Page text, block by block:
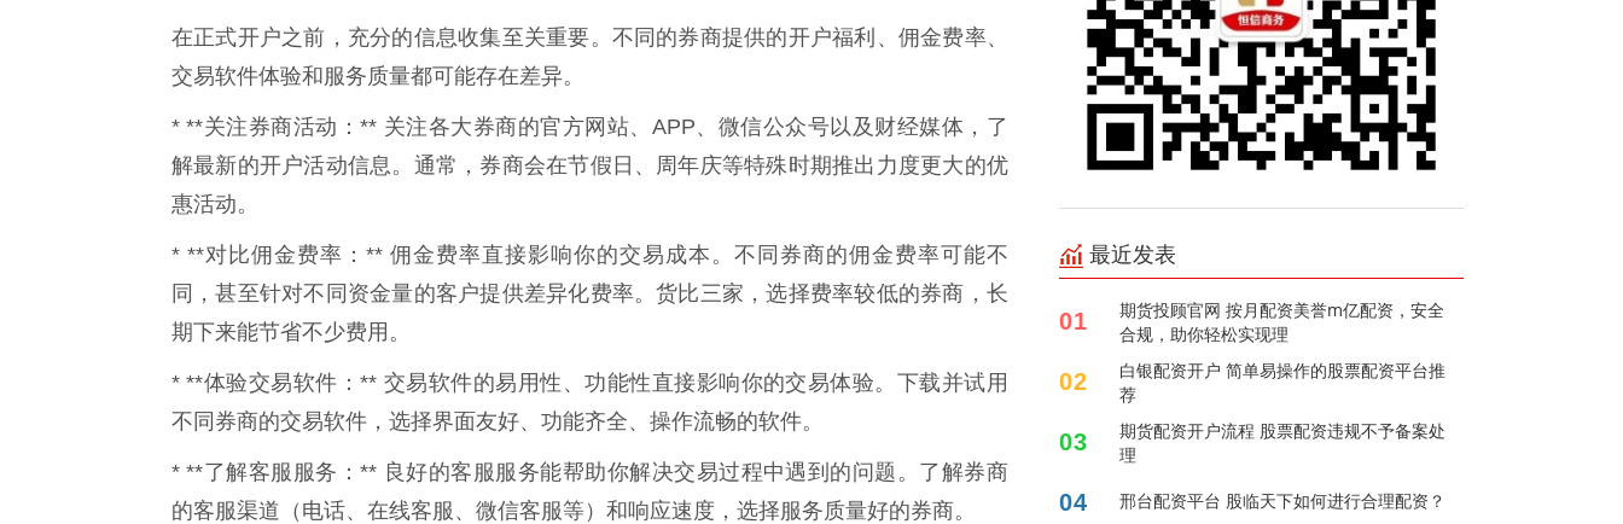
在正式开户之前，充分的信息收集至关重要。不同的券商提供的开户福利、佣金费率、
交易软件体验和服务质量都可能存在差异。
* **关注券商活动：** 关注各大券商的官方网站、APP、微信公众号以及财经媒体，了
解最新的开户活动信息。通常，券商会在节假日、周年庆等特殊时期推出力度更大的优
惠活动。
* **对比佣金费率：** 佣金费率直接影响你的交易成本。不同券商的佣金费率可能不
同，甚至针对不同资金量的客户提供差异化费率。货比三家，选择费率较低的券商，长
期下来能节省不少费用。
* **体验交易软件：** 交易软件的易用性、功能性直接影响你的交易体验。下载并试用
不同券商的交易软件，选择界面友好、功能齐全、操作流畅的软件。
* **了解客服服务：** 良好的客服服务能帮助你解决交易过程中遇到的问题。了解券商
的客服渠道（电话、在线客服、微信客服等）和响应速度，选择服务质量好的券商。
最近发表
01
期货投顾官网 按月配资美誉m亿配资，安全
合规，助你轻松实现理
02
白银配资开户 简单易操作的股票配资平台推
荐
03
期货配资开户流程 股票配资违规不予备案处
理
04 邢台配资平台 股临天下如何进行合理配资？